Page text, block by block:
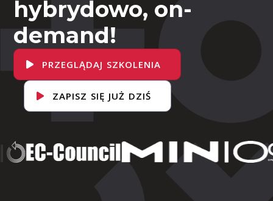
hybrydowo, on-
demand!
PRZEGLĄDAJ SZKOLENIA
ZAPISZ SIĘ JUŻ DZIŚ